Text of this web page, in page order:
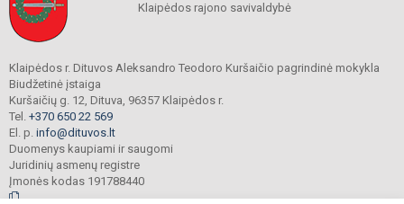
Klaipėdos rajono savivaldybė
Klaipėdos r. Dituvos Aleksandro Teodoro Kuršaičio pagrindinė mokykla
Biudžetinė įstaiga
Kuršaičių g. 12, Dituva, 96357 Klaipėdos r.
Tel. +370 650 22 569
El. p. info@dituvos.lt
Duomenys kaupiami ir saugomi
Juridinių asmenų registre
Įmonės kodas 191788440